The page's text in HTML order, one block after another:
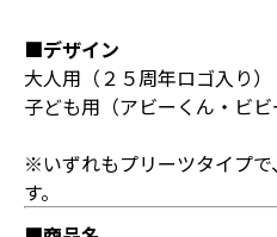
■デザイン
大人用（２５周年ロゴ入り）
子ども用（アビーくん・ビビ
※いずれもプリーツタイプ
す。